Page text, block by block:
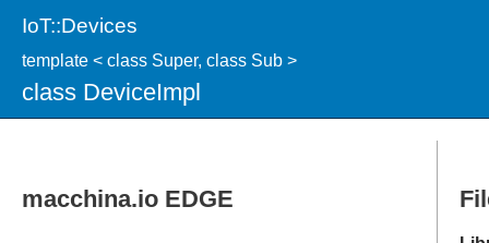
IoT::Devices
template < class Super, class Sub >
class DeviceImpl